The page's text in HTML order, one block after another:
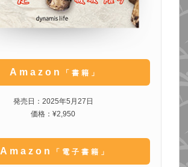
Amazon 「書籍」
発売日：2025年5月27日
価格：¥2,950
Amazon 「電子書籍」